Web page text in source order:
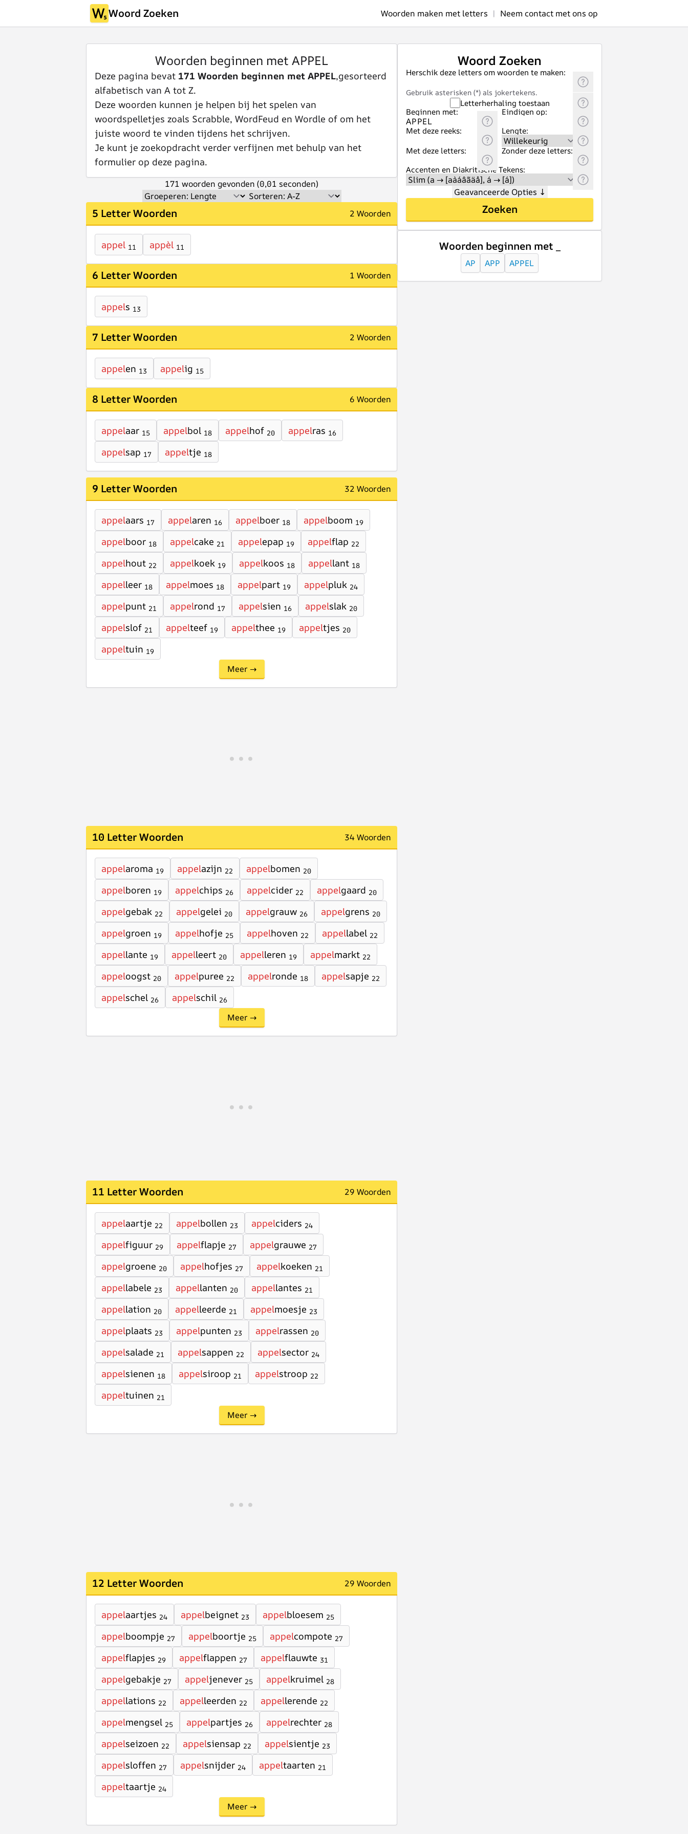
Woord Zoeken Woorden maken met letters | Neem contact met ons op
Woorden beginnen met APPEL
Deze pagina bevat 171 Woorden beginnen met APPEL,gesorteerd
alfabetisch van A tot Z.
Deze woorden kunnen je helpen bij het spelen van
woordspelletjes zoals Scrabble, WordFeud en Wordle of om het
juiste woord te vinden tijdens het schrijven.
Je kunt je zoekopdracht verder verfijnen met behulp van het
formulier op deze pagina.
171 woorden gevonden (0,01 seconden)
5 Letter Woorden 2 Woorden
appel 11 appèl 11
6 Letter Woorden 1 Woorden
appels 13
7 Letter Woorden 2 Woorden
appelen 13 appelig 15
8 Letter Woorden 6 Woorden
appelaar 15 appelbol 18 appelhof 20 appelras 16
appelsap 17 appeltje 18
9 Letter Woorden 32 Woorden
appelaars 17 appelaren 16 appelboer 18 appelboom 19
appelboor 18 appelcake 21 appelepap 19 appelflap 22
appelhout 22 appelkoek 19 appelkoos 18 appellant 18
appelleer 18 appelmoes 18 appelpart 19 appelpluk 24
appelpunt 21 appelrond 17 appelsien 16 appelslak 20
appelslof 21 appelteef 19 appelthee 19 appeltjes 20
appeltuin 19
Meer →
10 Letter Woorden 34 Woorden
appelaroma 19 appelazijn 22 appelbomen 20
appelboren 19 appelchips 26 appelcider 22 appelgaard 20
appelgebak 22 appelgelei 20 appelgrauw 26 appelgrens 20
appelgroen 19 appelhofje 25 appelhoven 22 appellabel 22
appellante 19 appelleert 20 appelleren 19 appelmarkt 22
appeloogst 20 appelpuree 22 appelronde 18 appelsapje 22
appelschel 26 appelschil 26
Meer →
11 Letter Woorden 29 Woorden
appelaartje 22 appelbollen 23 appelciders 24
appelfiguur 29 appelflapje 27 appelgrauwe 27
appelgroene 20 appelhofjes 27 appelkoeken 21
appellabele 23 appellanten 20 appellantes 21
appellation 20 appelleerde 21 appelmoesje 23
appelplaats 23 appelpunten 23 appelrassen 20
appelsalade 21 appelsappen 22 appelsector 24
appelsienen 18 appelsiroop 21 appelstroop 22
appeltuinen 21
Meer →
12 Letter Woorden 29 Woorden
appelaartjes 24 appelbeignet 23 appelbloesem 25
appelboompje 27 appelboortje 25 appelcompote 27
appelflapjes 29 appelflappen 27 appelflauwte 31
appelgebakje 27 appeljenever 25 appelkruimel 28
appellations 22 appelleerden 22 appellerende 22
appelmengsel 25 appelpartjes 26 appelrechter 28
appelseizoen 22 appelsiensap 22 appelsientje 23
appelsloffen 27 appelsnijder 24 appeltaarten 21
appeltaartje 24
Meer →
Woord Zoeken
Herschik deze letters om woorden te maken:
Gebruik asterisken (*) als jokertekens.
Letterherhaling toestaan
Beginnen met:
Eindigen op:
Met deze reeks:
Lengte:
Met deze letters:
Zonder deze letters:
Accenten en Diakritische Tekens:
Geavanceerde Opties ↓
Zoeken
Woorden beginnen met _
AP APP APPEL